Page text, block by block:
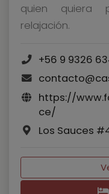
quien quiera
relajación.
+56 9 9326
https://
ce/
Los Sauces